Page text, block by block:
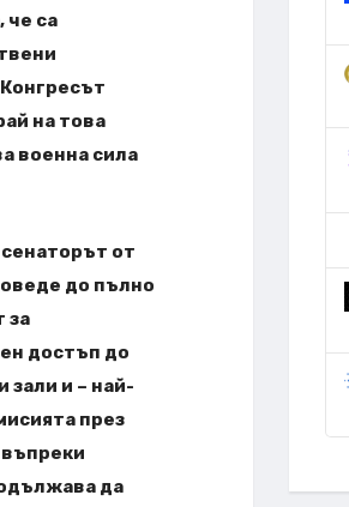
че са
на това
военна сила
от
до пълно
за
достъп до
зали и – най-
през
да